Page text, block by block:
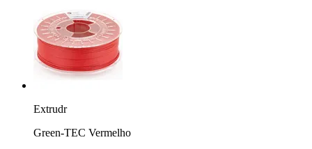
Extrudr
Green-TEC Vermelho